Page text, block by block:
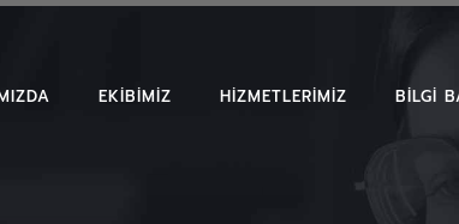
EKIBIMIZ HIZMETLERIMIZ BILGI